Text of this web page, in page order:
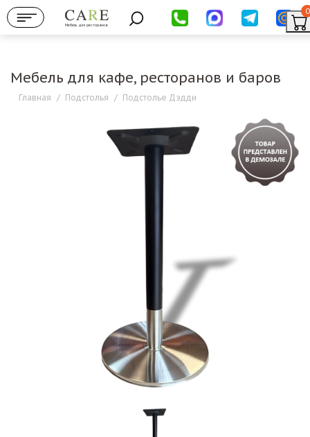
Мебель для ресторанов
0
Мебель для кафе, ресторанов и баров
Главная / Подстолья / Подстолье Дэдди